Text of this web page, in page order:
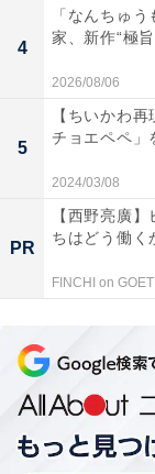
掛け紙には琉球紅型
“ちむどんどん
様子を表す沖
弁当」は、蓋
という思いが込
4
「なんちゅ
家、新作“極
2026/08/06
5
【ちいかわ
チョエペペ」
2024/03/08
PR
【西野亮廣
ちはどう働く
FINCHI on